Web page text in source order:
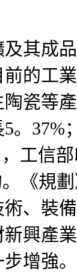
成
的工
瓷等
。
工信
《規
、裝
興產
增強